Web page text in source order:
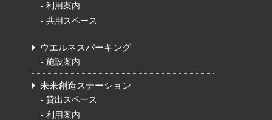
- 利用案内
- 共用スペース
ウエルネスパーキング
- 施設案内
未来創造ステーション
- 貸出スペース
- 利用案内